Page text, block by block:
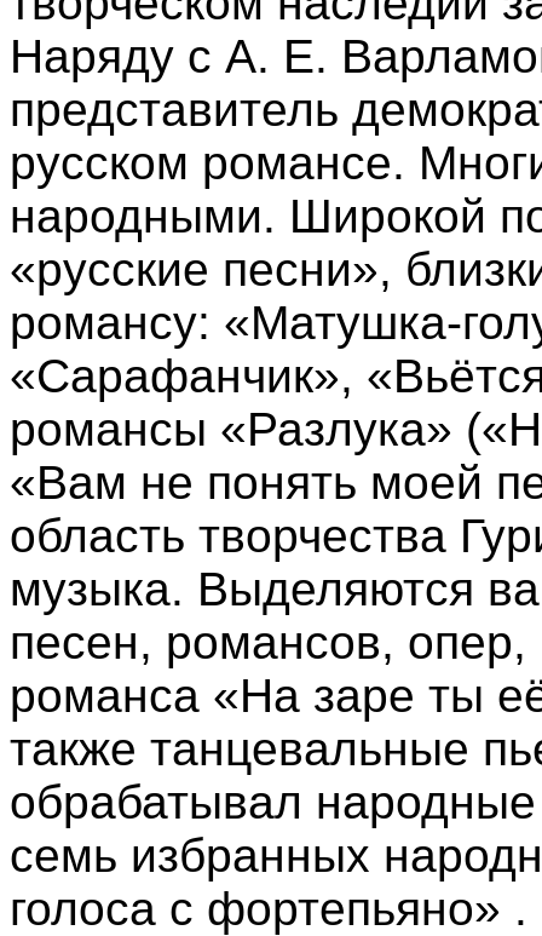
Наряду с А. Е.
представитель
русском романсе.
народными. Широкой
«русские песни»,
романсу: «Матушка-
«Сарафанчик»,
романсы «Разлука»
«Вам не понять моей
область творчества
музыка. Выделяются
песен, романсов,
романса «На заре ты
также танцевальные
обрабатывал
семь избранных
голоса с фортепьяно» .